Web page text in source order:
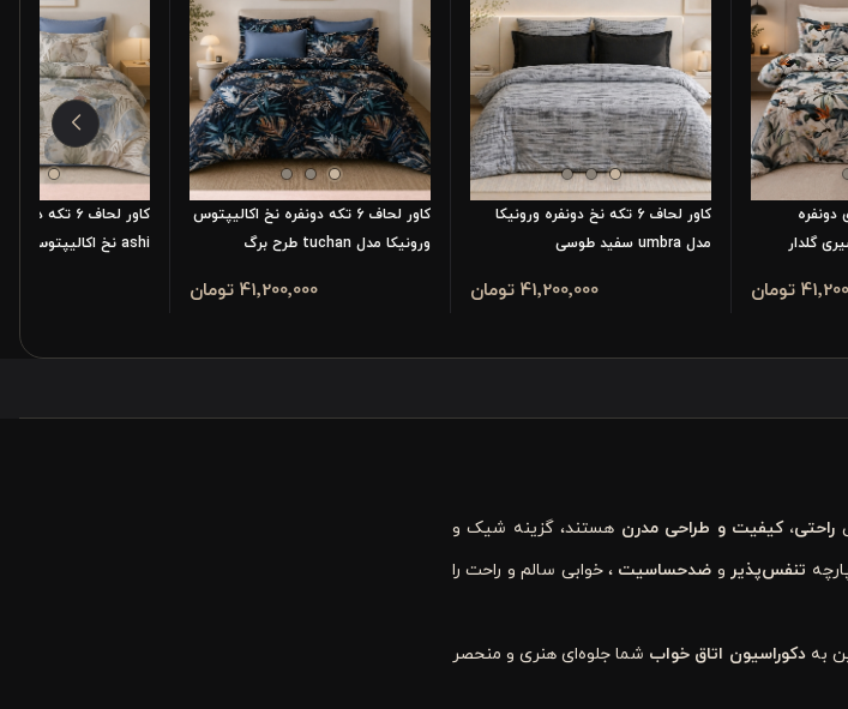
ای دونفره
تومان
کاور لحاف 6 تکه نخ دونفره ورونیکا
مدل umbra سفید طوسی
41٬200٬000 تومان
کاور لحاف 6 تکه دونفره نخ اکالیپتوس
ورونیکا مدل tuchan طرح برگ
41٬200٬000 تومان
کاور لحاف ۶ تکه
ashi نخ اکالیپتوس طرح برگ
راحتی، کیفیت و طراحی مدرن هستند، گزینه شیک و
تنفس‌پذیر و ضدحساسیت ، خوابی سالم و راحت را
بهدکوراسیون اتاق خواب شما جلوه‌ای هنری و منحصر